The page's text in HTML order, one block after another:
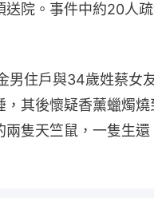
送院。事件中約20人
男住戶與34歲姓蔡女
，其後懷疑香薰蠟燭燒
兩隻天竺鼠，一隻生